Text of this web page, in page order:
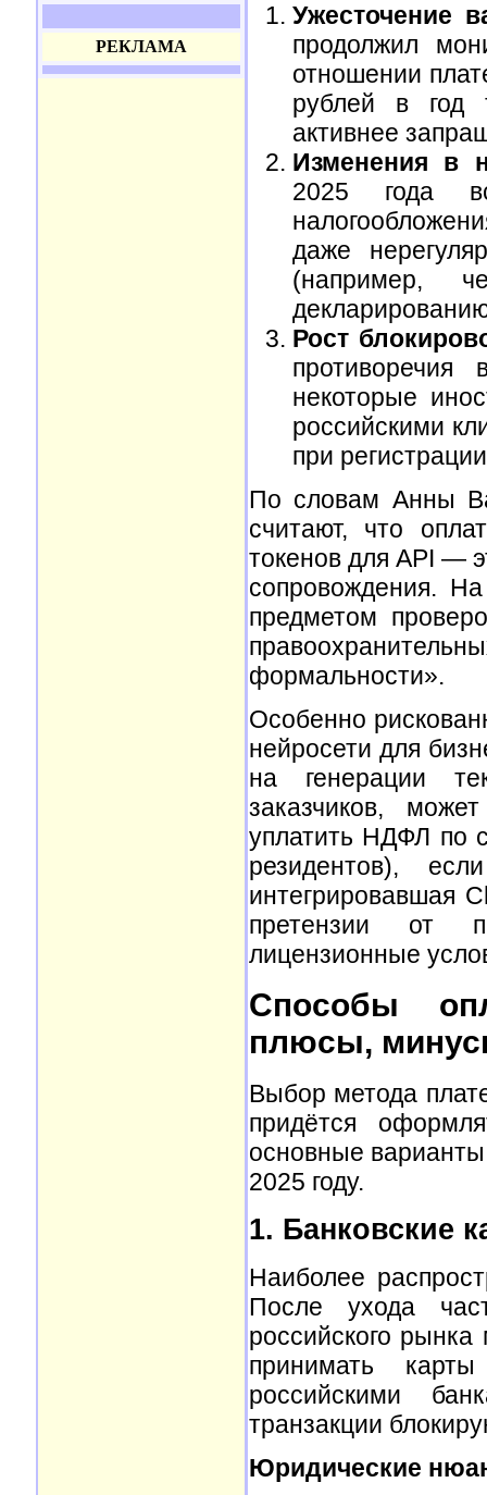
РЕКЛАМА
Ужесточение
продолжил
отношении
рублей в год
активнее
Изменения в
2025 года
даже
(например,
Рост
некоторые
российскими
при
По словам Анны
считают, что
токенов для API —
сопровождения.
предметом
формальности».
Особенно
нейросети для
на генерации
заказчиков,
уплатить НДФЛ по
резидентов),
интегрировавшая
претензии от
лицензионные
Способы
плюсы,
Выбор метода
придётся
основные
2025 году.
1. Банковские
Наиболее
После ухода
российского
принимать
российскими
транзакции
Юридические